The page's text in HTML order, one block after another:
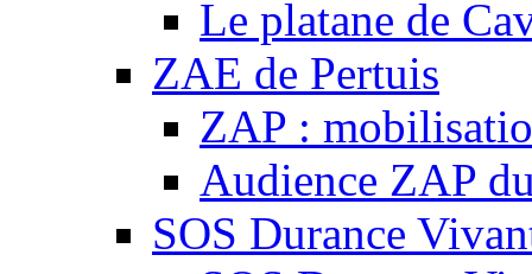
Le platane de
ZAE de Pertuis
ZAP :
Audience ZAP
SOS Durance